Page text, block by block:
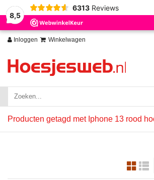
8,5
6313 Reviews
Inloggen Winkelwagen
Producten getagd met Iphone 13 rood
Wij slaan cookies op om onze website te
Nee